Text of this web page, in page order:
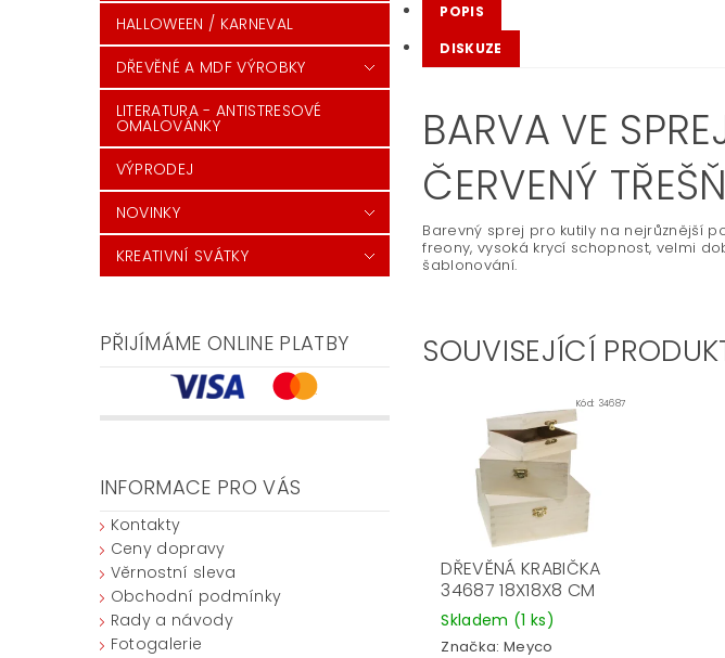
HALLOWEEN / KARNEVAL
DŘEVĚNÉ A MDF VÝROBKY
LITERATURA - ANTISTRESOVÉ
OMALOVÁNKY
VÝPRODEJ
NOVINKY
KREATIVNÍ SVÁTKY
PŘIJÍMÁME ONLINE PLATBY
INFORMACE PRO VÁS
Kontakty
Ceny dopravy
Věrnostní sleva
Obchodní podmínky
Rady a návody
Fotogalerie
POPIS
DISKUZE
BARVA VE
ČERVENÝ
Barevný sprej pro kutily na nejrůznější
freony, vysoká krycí schopnost, velmi
šablonování.
SOUVISEJÍCÍ
Kód: 34687
DŘEVĚNÁ KRABIČKA
34687 18X18X8 CM
Skladem (1 ks)
Značka: Meyco